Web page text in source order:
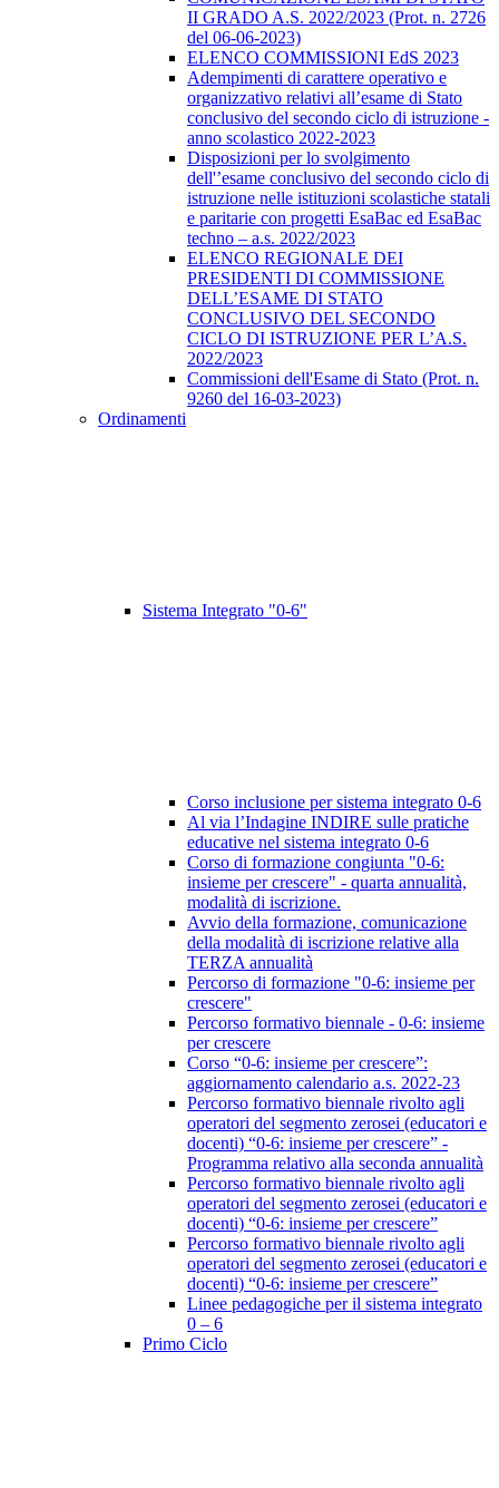
II GRADO A.S. 2022/2023 (Prot. n. 2726
del 06-06-2023)
ELENCO COMMISSIONI EdS 2023
Adempimenti di carattere operativo e
organizzativo relativi all’esame di Stato
conclusivo del secondo ciclo di istruzione -
anno scolastico 2022-2023
Disposizioni per lo svolgimento
dell'’esame conclusivo del secondo ciclo di
istruzione nelle istituzioni scolastiche statali
e paritarie con progetti EsaBac ed EsaBac
techno – a.s. 2022/2023
ELENCO REGIONALE DEI
PRESIDENTI DI COMMISSIONE
DELL’ESAME DI STATO
CONCLUSIVO DEL SECONDO
CICLO DI ISTRUZIONE PER L’A.S.
2022/2023
Commissioni dell'Esame di Stato (Prot. n.
9260 del 16-03-2023)
Ordinamenti
Sistema Integrato "0-6"
Corso inclusione per sistema integrato 0-6
Al via l’Indagine INDIRE sulle pratiche
educative nel sistema integrato 0-6
Corso di formazione congiunta "0-6:
insieme per crescere" - quarta annualità,
modalità di iscrizione.
Avvio della formazione, comunicazione
della modalità di iscrizione relative alla
TERZA annualità
Percorso di formazione "0-6: insieme per
crescere"
Percorso formativo biennale - 0-6: insieme
per crescere
Corso “0-6: insieme per crescere”:
aggiornamento calendario a.s. 2022-23
Percorso formativo biennale rivolto agli
operatori del segmento zerosei (educatori e
docenti) “0-6: insieme per crescere” -
Programma relativo alla seconda annualità
Percorso formativo biennale rivolto agli
operatori del segmento zerosei (educatori e
docenti) “0-6: insieme per crescere”
Percorso formativo biennale rivolto agli
operatori del segmento zerosei (educatori e
docenti) “0-6: insieme per crescere”
Linee pedagogiche per il sistema integrato
0 – 6
Primo Ciclo